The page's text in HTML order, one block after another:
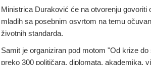
Ministrica Duraković će na otvorenju govoriti
mladih sa posebnim osvrtom na temu
životnih standarda.
Samit je organiziran pod motom "Od krize do
preko 300 političara, diplomata, akademika,